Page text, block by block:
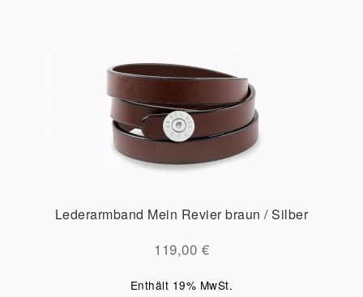
Lederarmband Mein Revier braun / Silber
119,00 €
Enthält 19% MwSt.